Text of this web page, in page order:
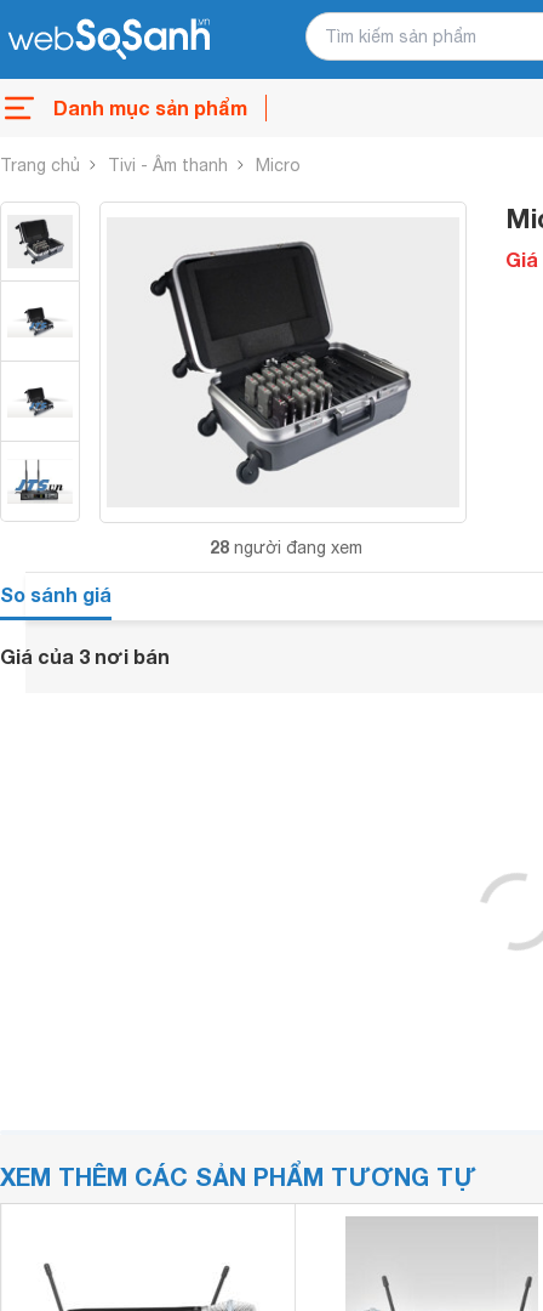
Danh mục sản phẩm
Trang chủ Tivi - Âm thanh Micro
28 người đang xem
Giá
So sánh giá
Giá của 3 nơi bán
XEM THÊM CÁC SẢN PHẨM TƯƠNG TỰ